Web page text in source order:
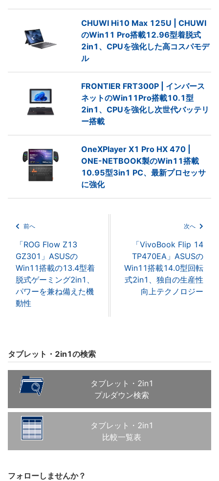
CHUWI Hi10 Max 125U | CHUWI
のWin11 Pro搭載12.96型着脱式
2in1、CPUを強化した高コスパモデ
ル
FRONTIER FRT300P | インバース
ネットのWin11Pro搭載10.1型
2in1、CPUを強化し次世代バッテリ
ー搭載
OneXPlayer X1 Pro HX 470 |
ONE-NETBOOK製のWin11搭載
10.95型3in1 PC、最新プロセッサ
に強化
前へ
「ROG Flow Z13
GZ301」ASUSの
Win11搭載の13.4型着
脱式ゲーミング2in1、
パワーを兼ね備えた機
動性
次へ
「VivoBook Flip 14
TP470EA」ASUSの
Win11搭載14.0型回転
式2in1、独自の生産性
向上テクノロジー
タブレット・2in1の検索
タブレット・2in1
プルダウン検索
タブレット・2in1
比較一覧表
フォローしませんか？